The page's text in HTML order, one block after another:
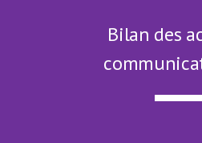
Bilan des